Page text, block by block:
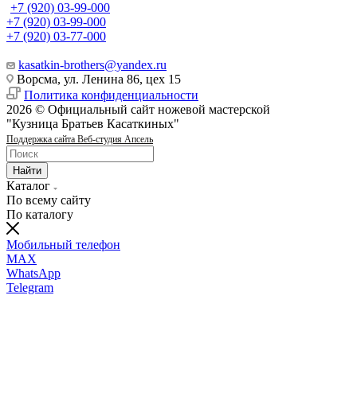
+7 (920) 03-99-000
+7 (920) 03-99-000
+7 (920) 03-77-000
kasatkin-brothers@yandex.ru
Ворсма, ул. Ленина 86, цех 15
Политика конфиденциальности
2026 © Официальный сайт ножевой мастерской
"Кузница Братьев Касаткиных"
Поддержка сайта Веб-студия Апсель
Найти
Каталог
По всему сайту
По каталогу
Мобильный телефон
MAX
WhatsApp
Telegram